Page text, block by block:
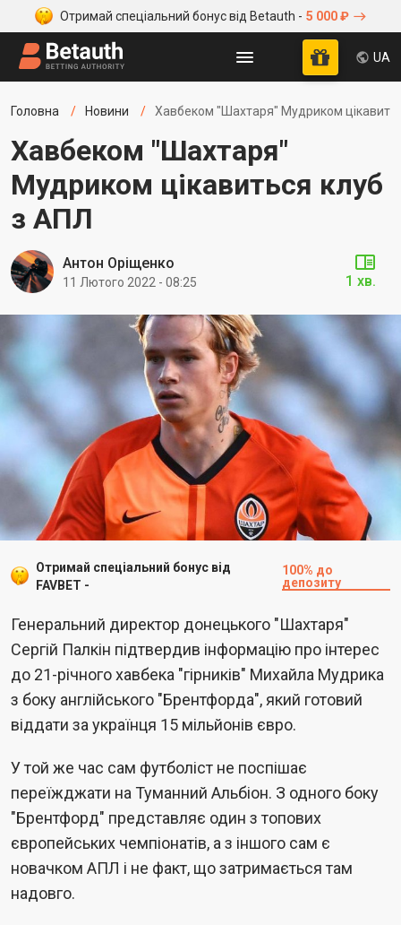
Отримай спеціальний бонус від Betauth - 5 000 ₽
UA
Головна Новини Хавбеком "Шахтаря" Мудриком
Хавбеком "Шахтаря"
Мудриком цікавиться клуб
з АПЛ
Антон Оріщенко
11 Лютого 2022 - 08:25 1 хв.
Отримай спеціальний бонус від
FAVBET -
100% до
депозиту
Генеральний директор донецького "Шахтаря"
Сергій Палкін підтвердив інформацію про інтерес
до 21-річного хавбека "гірників" Михайла Мудрика
з боку англійського "Брентфорда", який готовий
віддати за українця 15 мільйонів євро.
У той же час сам футболіст не поспішає
переїжджати на Туманний Альбіон. З одного боку
"Брентфорд" представляє один з топових
європейських чемпіонатів, а з іншого сам є
новачком АПЛ і не факт, що затримається там
надовго.